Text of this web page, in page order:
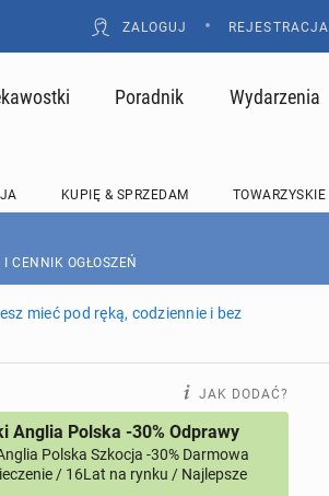
ZALOGUJ • REJESTRACJA
Poradnik Wydarzenia
KUPIĘ & SPRZEDAM TOWARZYSKIE
I CENNIK OGŁOSZEŃ
mieć pod ręką, codziennie i bez
JAK DODAĆ?
Anglia Polska -30% Odprawy
Polska Szkocja -30% Darmowa
/ 16Lat na rynku / Najlepsze